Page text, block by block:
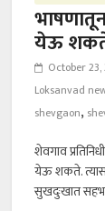
येऊ शकते
October 23,
Loksanvad
shevgaon,
शेवगाव
येऊ शकते.
सुखदुःखात